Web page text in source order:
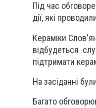
Під час
дії, які
Кераміки
відбудеться
підтримати
На засіданні
Багато